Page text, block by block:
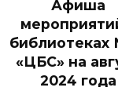
Афиша
библиотеках
«ЦБС» на
2024 года